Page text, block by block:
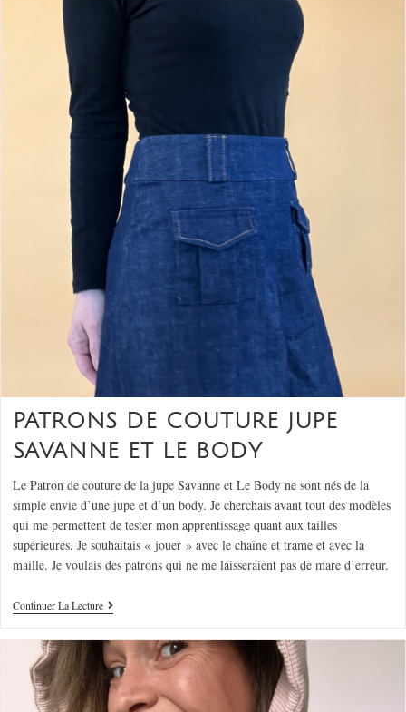
PATRONS DE COUTURE JUPE
SAVANNE ET LE BODY
Le Patron de couture de la jupe Savanne et Le Body ne sont nés de la
simple envie d’une jupe et d’un body. Je cherchais avant tout des modèles
qui me permettent de tester mon apprentissage quant aux tailles
supérieures. Je souhaitais « jouer » avec le chaîne et trame et avec la
maille. Je voulais des patrons qui ne me laisseraient pas de mare d’erreur.
Continuer La Lecture